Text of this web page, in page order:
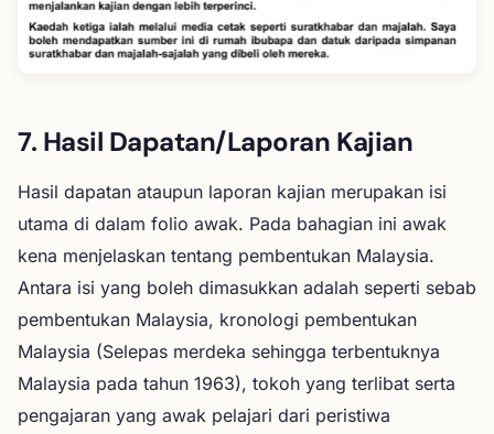
7. Hasil Dapatan/Laporan Kajian
Hasil dapatan ataupun laporan kajian merupakan isi
utama di dalam folio awak. Pada bahagian ini awak
kena menjelaskan tentang pembentukan Malaysia.
Antara isi yang boleh dimasukkan adalah seperti sebab
pembentukan Malaysia, kronologi pembentukan
Malaysia (Selepas merdeka sehingga terbentuknya
Malaysia pada tahun 1963), tokoh yang terlibat serta
pengajaran yang awak pelajari dari peristiwa